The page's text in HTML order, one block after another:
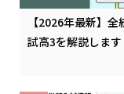
【2026年最新】
試高3を解説します